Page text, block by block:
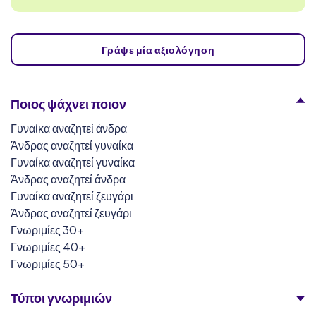
Γράψε μία αξιολόγηση
Ποιος ψάχνει ποιον
Γυναίκα αναζητεί άνδρα
Άνδρας αναζητεί γυναίκα
Γυναίκα αναζητεί γυναίκα
Άνδρας αναζητεί άνδρα
Γυναίκα αναζητεί ζευγάρι
Άνδρας αναζητεί ζευγάρι
Γνωριμίες 30+
Γνωριμίες 40+
Γνωριμίες 50+
Τύποι γνωριμιών